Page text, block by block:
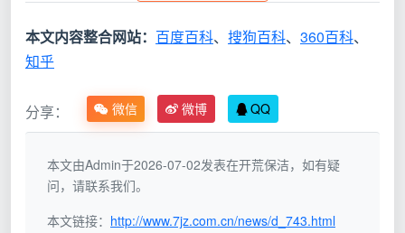
比
较
度
队
式
临时派单、
外包人员，
可控
本文内容整合网站： 百度百科、 搜狗百科、 360百科、
知乎
分享： 微信 微博 QQ
本文由Admin于2026-07-02发表在开荒保洁，如有疑
问，请联系我们。
本文链接： http://www.7jz.com.cn/news/d_743.html